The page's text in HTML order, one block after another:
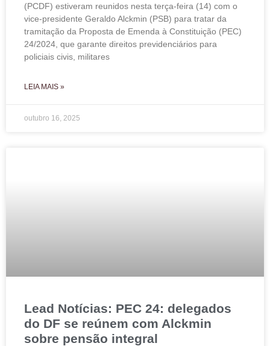
(PCDF) estiveram reunidos nesta terça-feira (14) com o
vice-presidente Geraldo Alckmin (PSB) para tratar da
tramitação da Proposta de Emenda à Constituição (PEC)
24/2024, que garante direitos previdenciários para
policiais civis, militares
LEIA MAIS »
outubro 16, 2025
Lead Notícias: PEC 24: delegados
do DF se reúnem com Alckmin
sobre pensão integral